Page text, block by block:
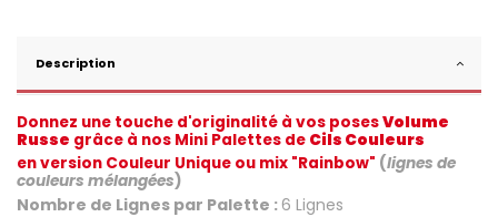
Description
Donnez une touche d'originalité à vos posesVolume
Russe grâce à nos Mini Palettes de Cils Couleurs
en version Couleur Unique ou mix "Rainbow" (lignes de
couleurs mélangées)
Nombre de Lignes par Palette : 6 Lignes